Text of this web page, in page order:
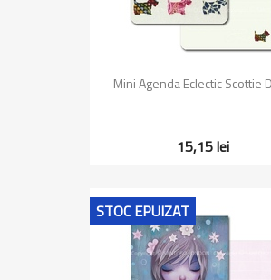
Mini Agenda Eclectic Scottie
15,15 lei
STOC EPUIZAT